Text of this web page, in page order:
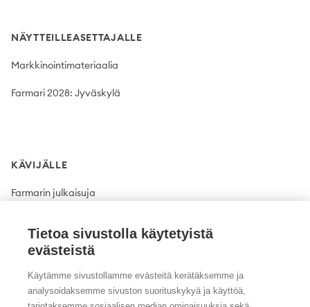
NÄYTTEILLEASETTAJALLE
Markkinointimateriaalia
Farmari 2028: Jyväskylä
KÄVIJÄLLE
Farmarin julkaisuja
Tietoa sivustolla käytetyistä
evästeistä
Käytämme sivustollamme evästeitä kerätäksemme ja
analysoidaksemme sivuston suorituskykyä ja käyttöä,